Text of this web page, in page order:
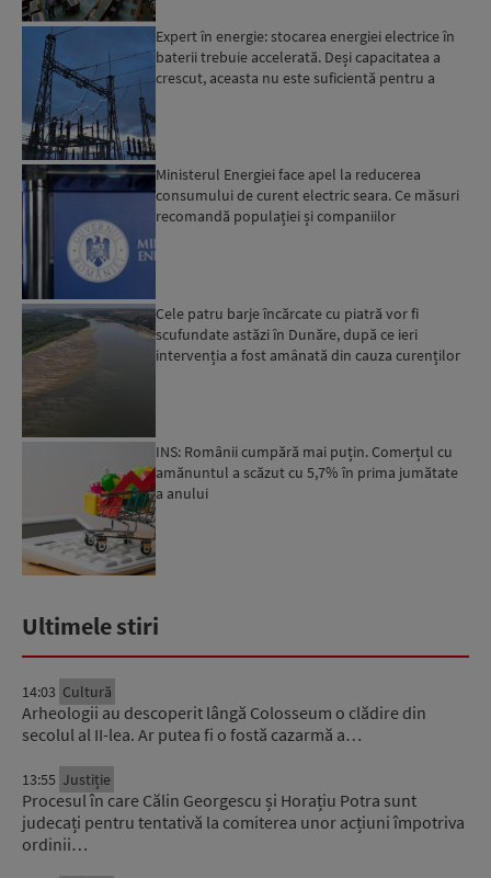
Expert în energie: stocarea energiei electrice în
baterii trebuie accelerată. Deși capacitatea a
crescut, aceasta nu este suficientă pentru a
Ministerul Energiei face apel la reducerea
consumului de curent electric seara. Ce măsuri
recomandă populației și companiilor
Cele patru barje încărcate cu piatră vor fi
scufundate astăzi în Dunăre, după ce ieri
intervenția a fost amânată din cauza curenților
INS: Românii cumpără mai puțin. Comerțul cu
amănuntul a scăzut cu 5,7% în prima jumătate
a anului
Ultimele stiri
14:03 Cultură
Arheologii au descoperit lângă Colosseum o clădire din
secolul al II-lea. Ar putea fi o fostă cazarmă a…
13:55 Justiție
Procesul în care Călin Georgescu și Horațiu Potra sunt
judecați pentru tentativă la comiterea unor acțiuni împotriva
ordinii…